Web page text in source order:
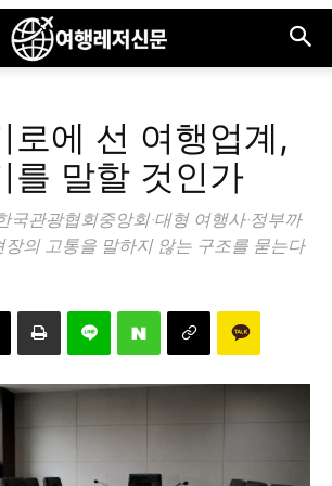
로에 선 여행업계,
를 말할 것인가
국관광협회중앙회·대형 여행사·정부까
장의 고통을 말하지 않는 구조를 묻는다